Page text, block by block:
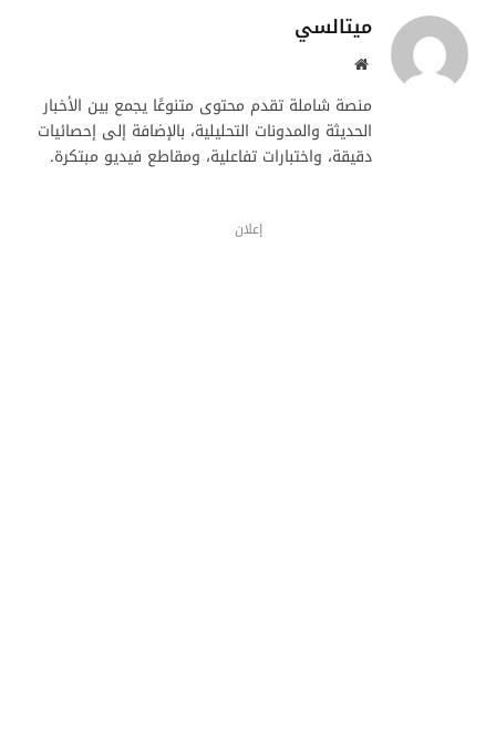
ميتالسي
موقع
منصة شاملة تقدم محتوى متنوعًا يجمع بين الأخبار
الحديثة والمدونات التحليلية، بالإضافة إلى إحصائيات
دقيقة، واختبارات تفاعلية، ومقاطع فيديو مبتكرة.
إعلان